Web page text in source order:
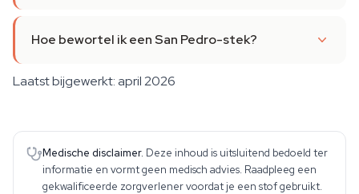
Hoe bewortel ik een San Pedro-stek?
Laatst bijgewerkt: april 2026
Medische disclaimer. Deze inhoud is uitsluitend bedoeld ter
informatie en vormt geen medisch advies. Raadpleeg een
gekwalificeerde zorgverlener voordat je een stof gebruikt.